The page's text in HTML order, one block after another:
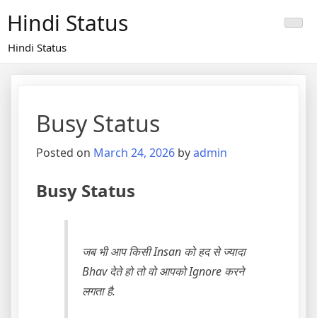
content
Hindi Status
Hindi Status
Busy Status
Posted on March 24, 2026 byadmin
Busy Status
जब भी आप किसी Insan को हद से ज्यादा
Bhav देते हो तो वो आपको Ignore करने
लगता है.